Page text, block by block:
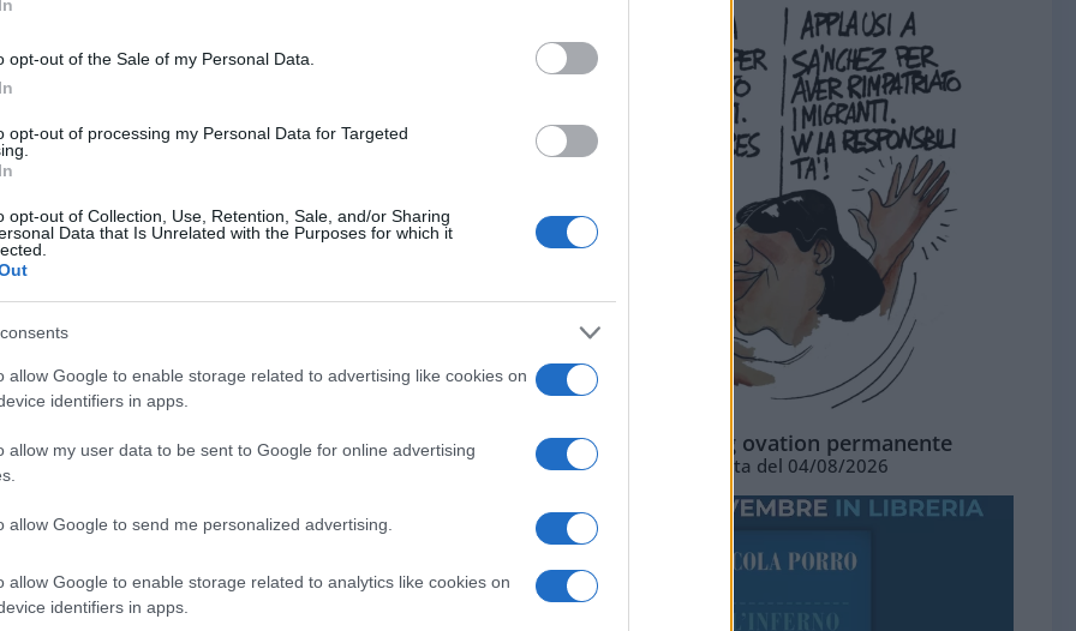
opt-out of the Sale of my Personal Data.
opt-out of processing my Personal Data for Targeted
opt-out of Collection, Use, Retention, Sale, and/or Sharing
Data that Is Unrelated with the Purposes for which it
allow Google to enable storage related to advertising like cookies on
identifiers in apps.
allow my user data to be sent to Google for online advertising
allow Google to send me personalized advertising.
allow Google to enable storage related to analytics like cookies on
identifiers in apps.
passo disperato. Chiedendo a due
diMatteo Salviniin appoggio di
della Repubblica, mamma
Mattarella per un estremo tentativo
da tempo mi sono chiesto se non fosse
“straordinario” sistema
da molto lontano, di investire
tra le cui prerogative vi è anche quella
magistratura.
con i suoi battaglieri legali,
al più presto il suo appello
in qualche modo il Capo dello Stato
in una faccenda che di ragionevole non
La standing ovation permanente
Vignetta del 04/08/2026